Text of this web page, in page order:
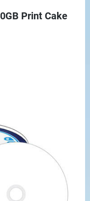
Print Cake